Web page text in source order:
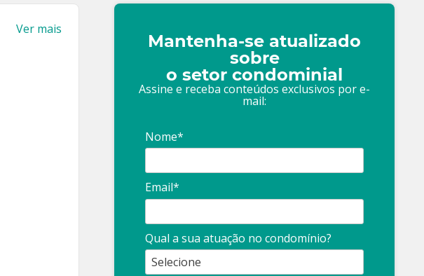
Ver mais
Mantenha-se atualizado
sobre
o setor condominial
Assine e receba conteúdos exclusivos por e-
mail:
Nome*
Email*
Qual a sua atuação no condomínio?